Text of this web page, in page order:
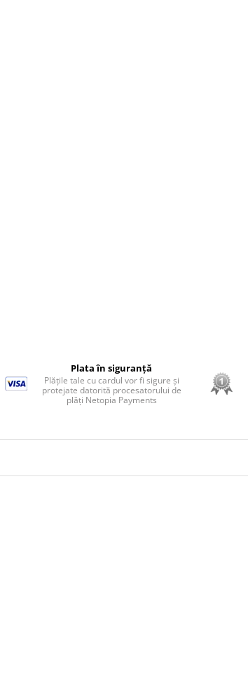
Plata în siguranță
Plățile tale cu cardul vor fi sigure și
protejate datorită procesatorului de
plăți Netopia Payments